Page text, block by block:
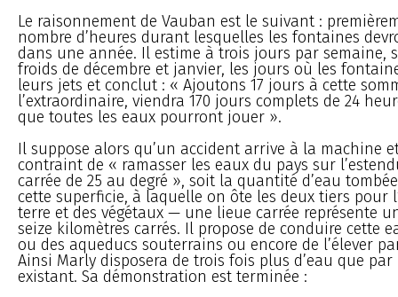
Le raisonnement de Vauban est le suivant :
nombre d’heures durant lesquelles les fontaines
dans une année. Il estime à trois jours par semaine,
froids de décembre et janvier, les jours où les
leurs jets et conclut : « Ajoutons 17 jours à cette
l’extraordinaire, viendra 170 jours complets de 24
que toutes les eaux pourront jouer ».
Il suppose alors qu’un accident arrive à la machine
contraint de « ramasser les eaux du pays sur
carrée de 25 au degré », soit la quantité d’eau
cette superficie, à laquelle on ôte les deux tiers pour
terre et des végétaux — une lieue carrée représente
seize kilomètres carrés. Il propose de conduire cette
ou des aqueducs souterrains ou encore de l’élever
Ainsi Marly disposera de trois fois plus d’eau que par
existant. Sa démonstration est terminée :